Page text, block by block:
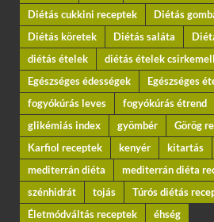
Diétás cukkini receptek
Diétás
Diétás köretek
Diétás saláta
diétás ételek
diétás ételek
Egészséges édességek
Egészséges
fogyókúrás leves
fogyókúrás étrend
glikémiás index
gyömbér
Görög
Karfiol receptek
kenyér kitartás
mediterrán diéta
mediterrán diéta
szénhidrát
tojás Túrós diétás
Életmódváltás receptek
éhség